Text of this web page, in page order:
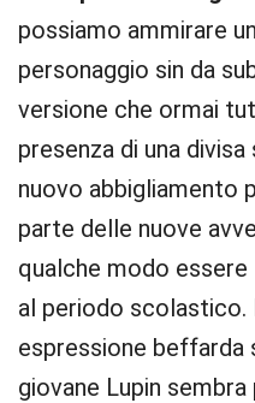
possiamo ammirare
personaggio sin da
versione che ormai
presenza di una
nuovo abbigliamento
parte delle nuove
qualche modo
al periodo scolastico.
espressione beffarda
giovane Lupin